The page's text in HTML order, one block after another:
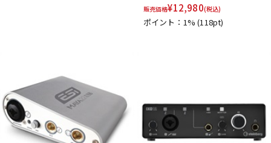
販売価格¥12,980(税込)
ポイント：1%(118pt)